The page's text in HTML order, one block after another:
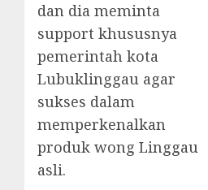
dan dia meminta
support khususnya
pemerintah kota
Lubuklinggau agar
sukses dalam
memperkenalkan
produk wong Linggau
asli.